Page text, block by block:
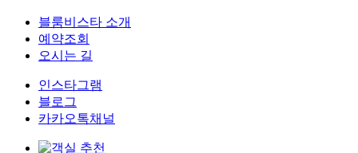
블룸비스타 소개
예약조회
오시는 길
인스타그램
블로그
카카오톡채널